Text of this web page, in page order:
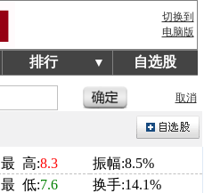
切换到
电脑版
排行 ▼ 自选股
取消
最 高:8.3
振幅:8.5%
最 低:7.6
换手:14.1%